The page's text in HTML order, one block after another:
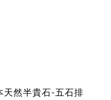
天然半貴石-五石排